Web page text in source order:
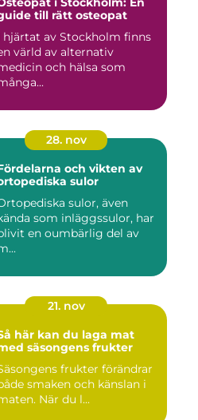
till rätt osteopat
hjärtat av Stockholm finns
värld av alternativ
och hälsa som
28. nov
och vikten av
sulor
sulor, även
som inläggssulor, har
en oumbärlig del av
21. nov
här kan du laga mat
säsongens frukter
frukter förändrar
smaken och känslan i
När du l...